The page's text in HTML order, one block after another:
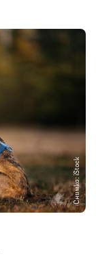
Снимка: iStock